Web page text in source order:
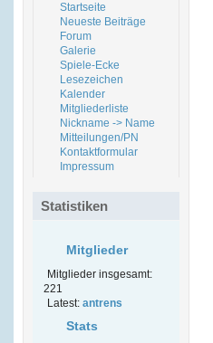
Startseite
Neueste Beiträge
Forum
Galerie
Spiele-Ecke
Lesezeichen
Kalender
Mitgliederliste
Nickname -> Name
Mitteilungen/PN
Kontaktformular
Impressum
Statistiken
Mitglieder
Mitglieder insgesamt:
221
Latest: antrens
Stats